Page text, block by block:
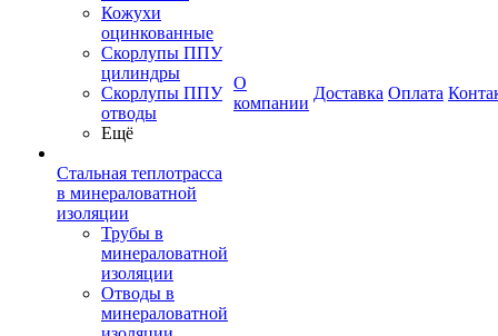
Кожухи
оцинкованные
Скорлупы ППУ
цилиндры
Скорлупы ППУ
отводы
Ещё
Стальная теплотрасса
в минераловатной
изоляции
Трубы в
минераловатной
изоляции
Отводы в
минераловатной
О
компании
Доставка Оплата